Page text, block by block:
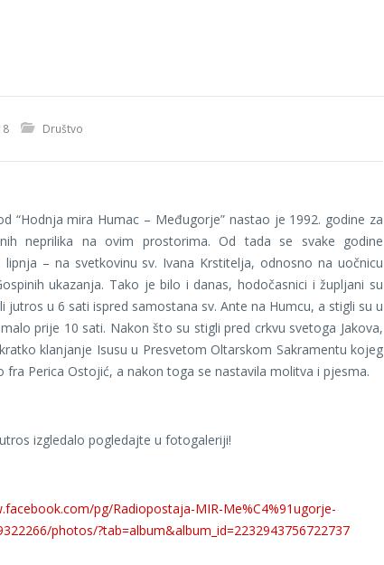
Društvo
“Hodnja mira Humac – Međugorje” nastao je 1992. godine za
neprilika na ovim prostorima. Od tada se svake godine
lipnja – na svetkovinu sv. Ivana Krstitelja, odnosno na uočnicu
ukazanja. Tako je bilo i danas, hodočasnici i župljani su
jutros u 6 sati ispred samostana sv. Ante na Humcu, a stigli su u
prije 10 sati. Nakon što su stigli pred crkvu svetoga Jakova,
klanjanje Isusu u Presvetom Oltarskom Sakramentu kojeg
fra Perica Ostojić, a nakon toga se nastavila molitva i pjesma.
izgledalo pogledajte u fotogaleriji!
pg/Radiopostaja-MIR-Me%C4%91ugorje-
photos/?tab=album&album_id=2232943756722737